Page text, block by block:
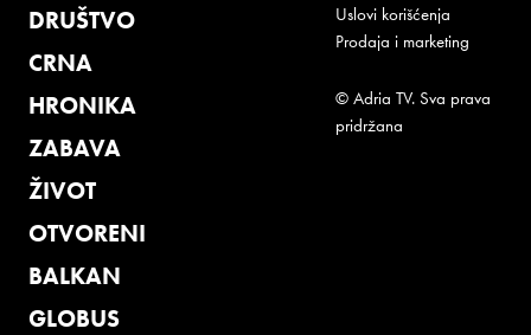
DRUŠTVO
CRNA
HRONIKA
ZABAVA
ŽIVOT
OTVORENI
BALKAN
GLOBUS
Uslovi korišćenja
Prodaja i marketing
© Adria TV. Sva prava
pridržana